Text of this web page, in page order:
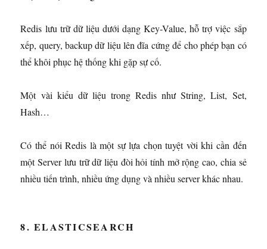
Redis lưu trữ dữ liệu dưới dạng Key-Value, hỗ trợ việc sắp
xếp, query, backup dữ liệu lên đĩa cứng để cho phép bạn có
thể khôi phục hệ thống khi gặp sự cố.
Một vài kiểu dữ liệu trong Redis như String, List, Set,
Hash…
Có thể nói Redis là một sự lựa chọn tuyệt vời khi cần đến
một Server lưu trữ dữ liệu đòi hỏi tính mở rộng cao, chia sẻ
nhiều tiến trình, nhiều ứng dụng và nhiều server khác nhau.
8. ELASTICSEARCH